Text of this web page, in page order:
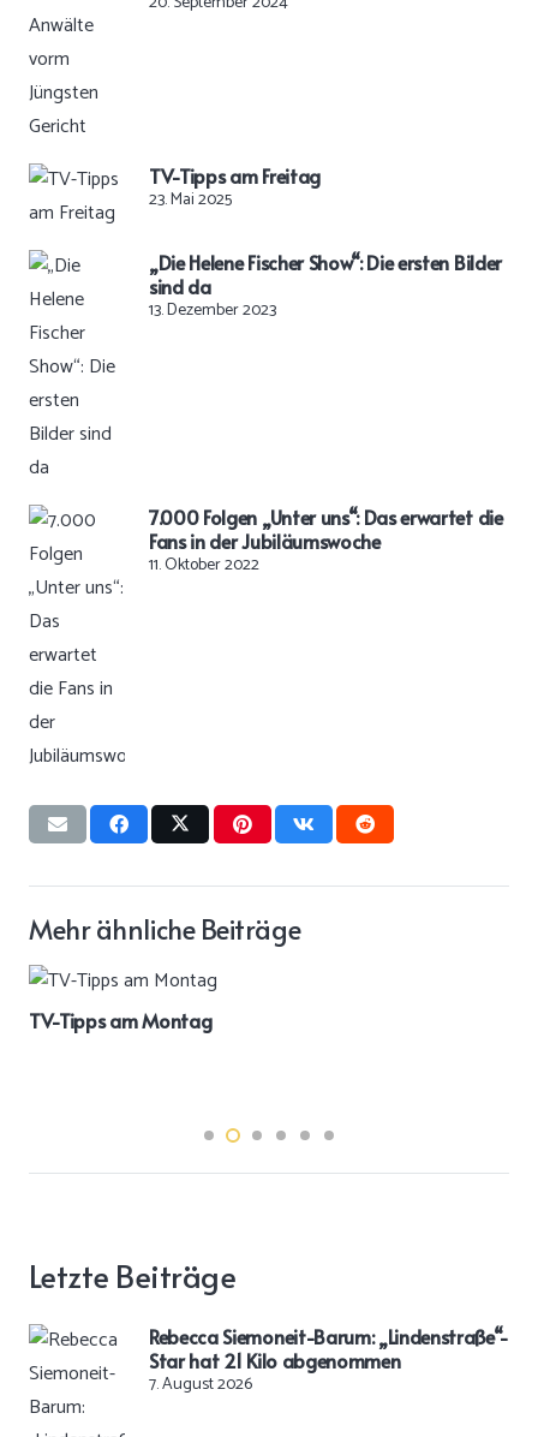
TV-Tipps am Freitag
23. Mai 2025
„Die Helene Fischer Show“: Die ersten Bilder
sind da
13. Dezember 2023
7.000 Folgen „Unter uns“: Das erwartet die
Fans in der Jubiläumswoche
11. Oktober 2022
Mehr ähnliche Beiträge
TV-Tipps am Montag
Letzte Beiträge
Rebecca Siemoneit-Barum: „Lindenstraße“-
Star hat 21 Kilo abgenommen
7. August 2026